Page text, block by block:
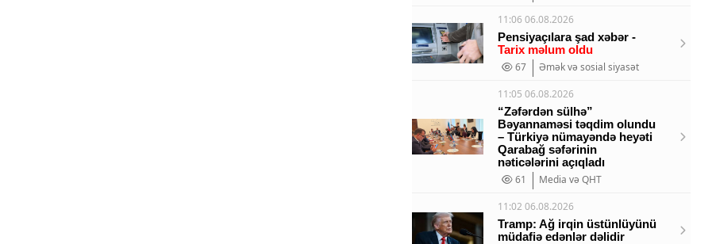
11:06 06.08.2026
Pensiyaçılara şad xəbər -
Tarix məlum oldu
67
Əmək və sosial siyasət
11:05 06.08.2026
“Zəfərdən sülhə”
Bəyannaməsi təqdim olundu
– Türkiyə nümayəndə heyəti
Qarabağ səfərinin
nəticələrini açıqladı
61
Media və QHT
11:02 06.08.2026
Tramp: Ağ irqin üstünlüyünü
müdafiə edənlər dəlidir